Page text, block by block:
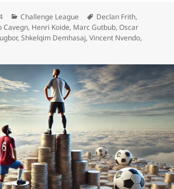
Kategorien
Challenge League Schlagwörter
Declan Frith,
Cavegn, Henri Koide, Marc Gutbub,Oscar
,Shkelqim Demhasaj,Vincent Nvendo,